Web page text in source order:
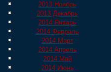
2013 Ноябрь
2013 Декабрь
2014 Январь
2014 Февраль
2014 Март
2014 Апрель
2014 Май
2014 Июнь